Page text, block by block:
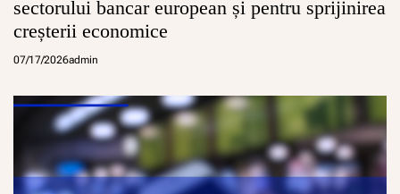
sectorului bancar european și pentru sprijinirea
creșterii economice
07/17/2026admin